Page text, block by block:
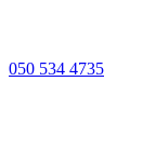
050 534 4735